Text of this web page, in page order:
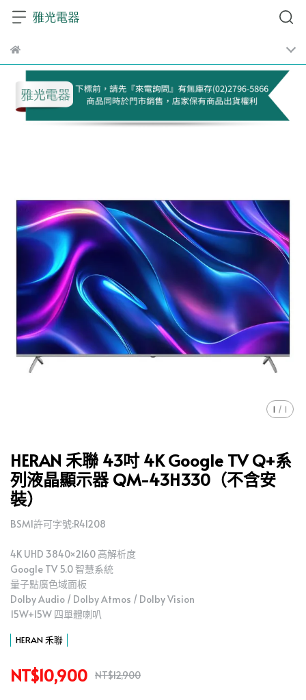
1 / 1
HERAN 禾聯 43吋 4K Google TV Q+系
列液晶顯示器 QM-43H330（不含安
裝）
BSMI許可字號:R41208
4K UHD 3840×2160 高解析度
Google TV 5.0 智慧系統
量子點廣色域面板
Dolby Audio / Dolby Atmos / Dolby Vision
15W+15W 四單體喇叭
HERAN 禾聯
NT$10,900 NT$12,900